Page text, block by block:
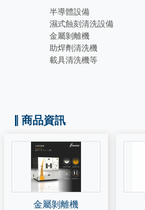
半導體設備
濕式蝕刻清洗設備
金屬剝離機
助焊劑清洗機
載具清洗機等
商品資訊
金屬剝離機